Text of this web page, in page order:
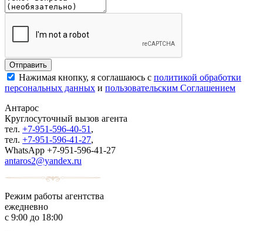
Нажимая кнопку, я соглашаюсь с политикой обработки
персональных данных и пользовательским Соглашением
Антарос
Круглосуточный вызов агента
тел. +7-951-596-40-51 ,
тел. +7-951-596-41-27,
WhatsApp +7-951-596-41-27
antaros2@yandex.ru
Режим работы агентства
ежедневно
с 9:00 до 18:00